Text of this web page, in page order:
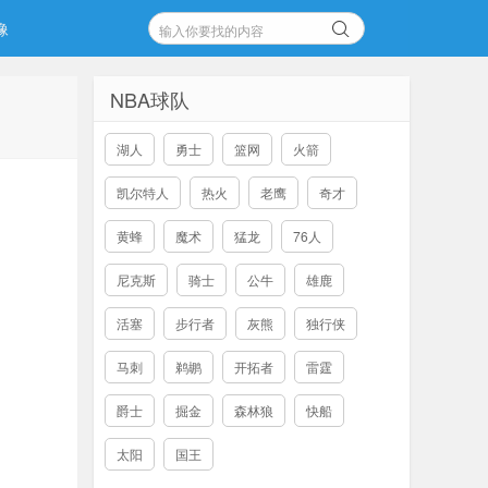
NBA球队
湖人 勇士 篮网 火箭
凯尔特人 热火 老鹰 奇才
黄蜂 魔术 猛龙 76人
尼克斯 骑士 公牛 雄鹿
活塞 步行者 灰熊 独行侠
马刺 鹈鹕 开拓者 雷霆
爵士 掘金 森林狼 快船
太阳 国王